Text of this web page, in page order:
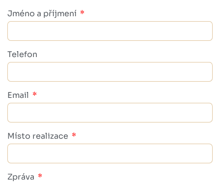
Jméno a příjmení
Telefon
Email
Místo realizace
Zpráva